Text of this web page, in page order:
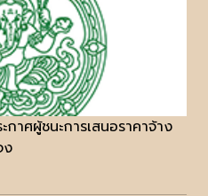
าศผู้ชนะการเสนอราคาจ้าง
ง